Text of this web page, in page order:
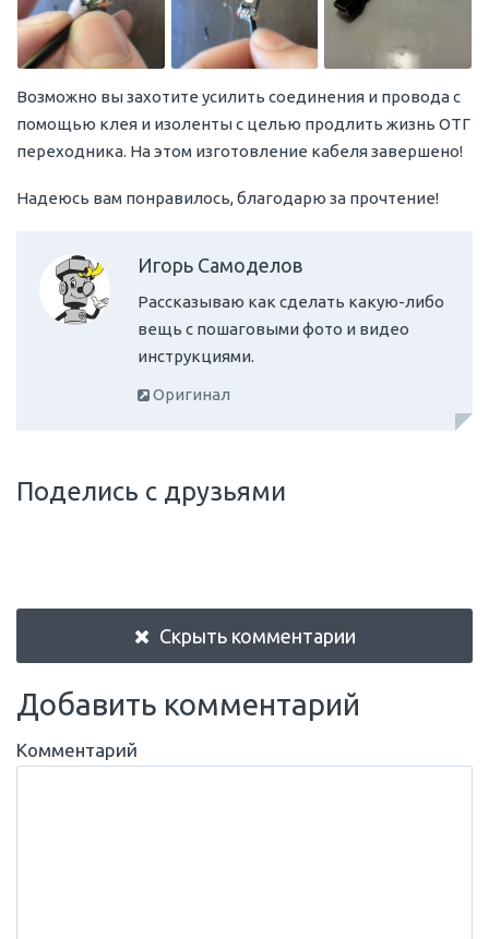
Возможно вы захотите усилить соединения и провода с
помощью клея и изоленты с целью продлить жизнь ОТГ
переходника. На этом изготовление кабеля завершено!
Надеюсь вам понравилось, благодарю за прочтение!
Игорь Самоделов
Рассказываю как сделать какую-либо
вещь с пошаговыми фото и видео
инструкциями.
Оригинал
Поделись с друзьями
Скрыть комментарии
Добавить комментарий
Комментарий